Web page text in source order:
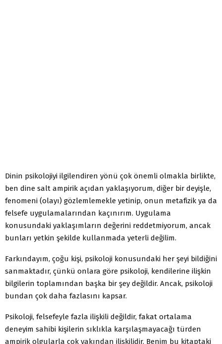
Dinin psikolojiyi ilgilendiren yönü çok önemli olmakla birlikte,
ben dine salt ampirik açıdan yaklaşıyorum, diğer bir deyişle,
fenomeni (olayı) gözlemlemekle yetinip, onun metafizik ya da
felsefe uygulamalarından kaçınırım. Uygulama
konusundaki yaklaşımların değerini reddetmiyorum, ancak
bunları yetkin şekilde kullanmada yeterli değilim.
Farkındayım, çoğu kişi, psikoloji konusundaki her şeyi bildiğini
sanmaktadır, çünkü onlara göre psikoloji, kendilerine ilişkin
bilgilerin toplamından başka bir şey değildir. Ancak, psikoloji
bundan çok daha fazlasını kapsar.
Psikoloji, felsefeyle fazla ilişkili değildir, fakat ortalama
deneyim sahibi kişilerin sıklıkla karşılaşmayacağı türden
ampirik olgularla çok yakından ilişkilidir. Benim bu kitaptaki